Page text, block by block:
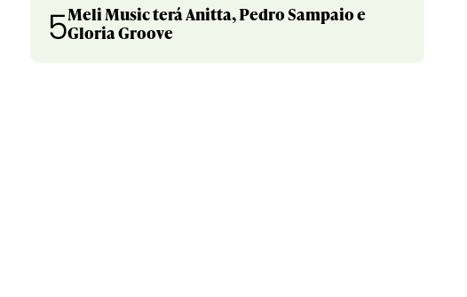
5Meli Music terá Anitta, Pedro Sampaio e
Gloria Groove